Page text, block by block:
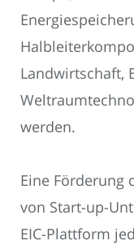
Landwirtschaft,
werden.
Eine Förderung
von Start-up-
EIC-Plattform